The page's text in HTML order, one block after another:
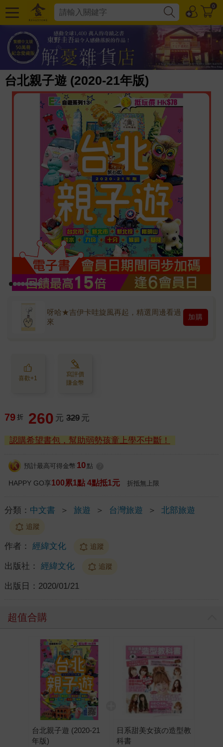
0
台北親子遊 (2020-21年版)
呀哈★吉伊卡哇旋風再起，精選周邊看過
來
加購
喜歡+1
寫評價
賺金幣
79 折 260 元 329 元
認購希望書包，幫助弱勢孩童上學不中斷！
預計最高可得金幣 10 點
HAPPY GO享100累1點 4點抵1元 折抵無上限
分類： 中文書 ＞ 旅遊 ＞ 台灣旅遊 ＞ 北部旅遊
追蹤
作者： 經緯文化 追蹤
出版社： 經緯文化 追蹤
出版日： 2020/01/21
超值合購
台北親子遊 (2020-21
年版)
日系甜美女孩の造型教
科書